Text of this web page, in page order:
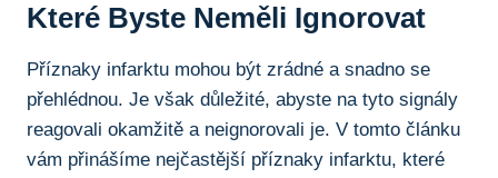
Které Byste Neměli Ignorovat
Příznaky infarktu mohou ‍být zrádné a⁢ snadno​ se
‍přehlédnou. Je však důležité, abyste na ‌tyto signály​
reagovali ​okamžitě a‌ neignorovali je. V tomto​ článku​
vám přinášíme nejčastější příznaky infarktu, které